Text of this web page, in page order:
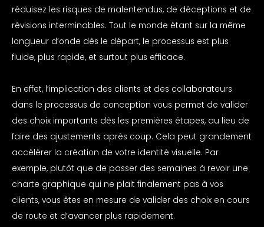
réduisez les risques de malentendus, de déceptions et de
révisions interminables. Tout le monde étant sur la même
longueur d’onde dès le départ, le processus est plus
fluide, plus rapide, et surtout plus efficace.
En effet, l’implication des clients et des collaborateurs
dans le processus de conception vous permet de valider
des choix importants dès les premières étapes, au lieu de
faire des ajustements après coup. Cela peut grandement
accélérer la création de votre identité visuelle. Par
exemple, plutôt que de passer des semaines à revoir une
charte graphique qui ne plait finalement pas à vos
clients, vous êtes en mesure de valider des choix en cours
de route et d’avancer plus rapidement.